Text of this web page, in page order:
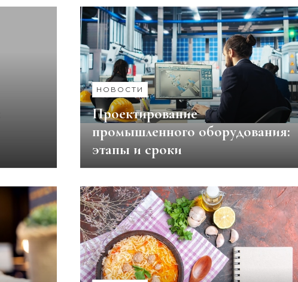
НОВОСТИ
Проектирование
промышленного оборудования:
этапы и сроки